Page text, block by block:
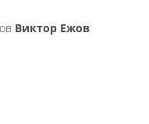
Виктор Ежов